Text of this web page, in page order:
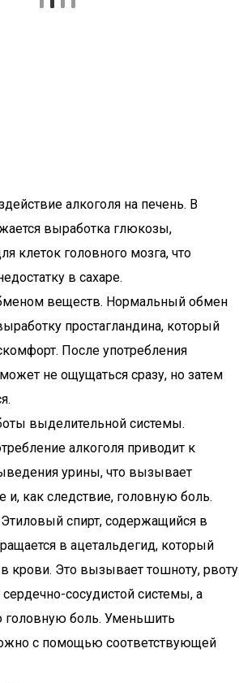
алкоголя на печень. В
выработка глюкозы,
клеток головного мозга, что
в сахаре.
веществ. Нормальный обмен
простагландина, который
После употребления
не ощущаться сразу, но затем
выделительной системы.
алкоголя приводит к
урины, что вызывает
и, как следствие, головную боль.
спирт, содержащийся в
в ацетальдегид, который
в крови. Это вызывает тошноту, рвоту
сердечно-сосудистой системы, а
головную боль. Уменьшить
с помощью соответствующей